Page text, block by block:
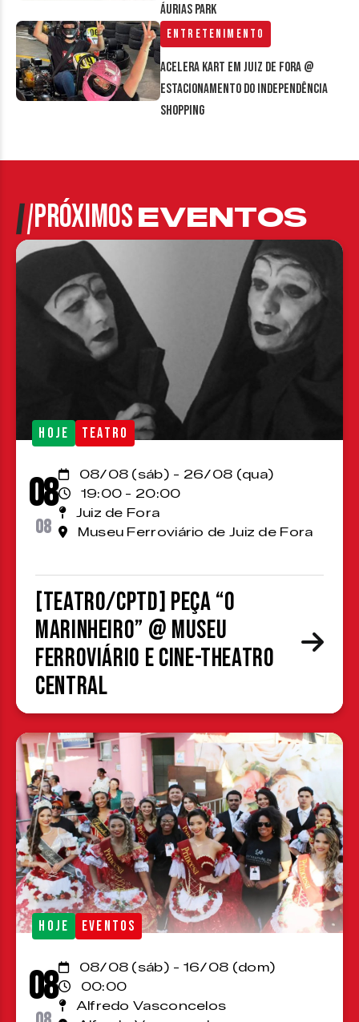
Áurias Park
Entretenimento
Acelera Kart em Juiz de Fora @
estacionamento do Independência
Shopping
PRÓXIMOSEVENTOS
HOJE TEATRO
08
08
08/08 (sáb) - 26/08 (qua)
19:00 - 20:00
Juiz de Fora
Museu Ferroviário de Juiz de Fora
[TEATRO/CPTD] Peça “O
Marinheiro” @ Museu
Ferroviário e Cine-Theatro
Central
HOJE EVENTOS
08
08/08 (sáb) - 16/08 (dom)
00:00
Alfredo Vasconcelos